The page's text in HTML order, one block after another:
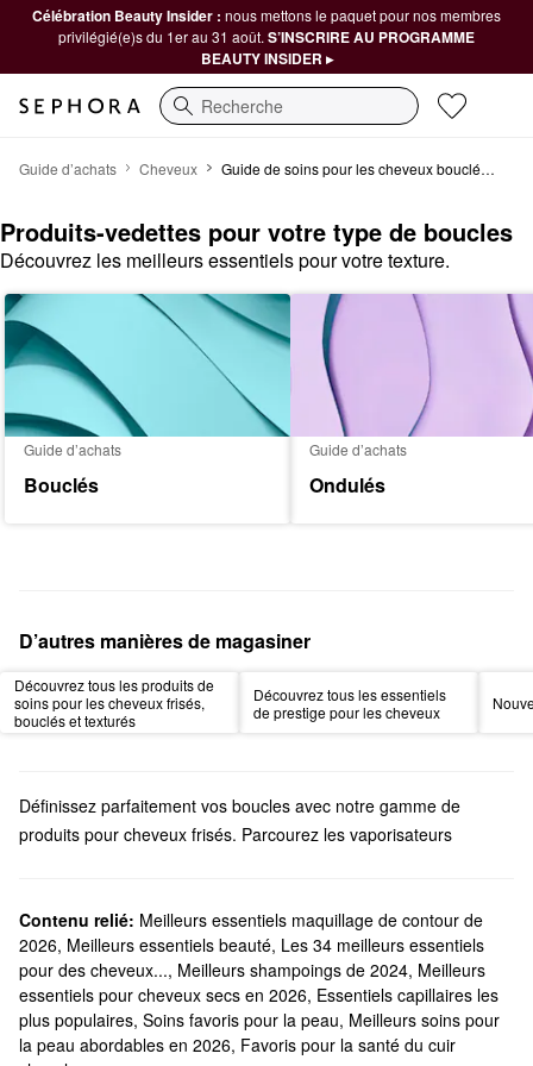
Célébration Beauty Insider : nous mettons le paquet pour nos membres
privilégié(e)s du 1er au 31 août. S’INSCRIRE AU PROGRAMME
BEAUTY INSIDER ▸
Recherche
Guide d’achats Cheveux Guide de soins pour les cheveux bouclés, torsadés ou crépus
Produits-vedettes pour votre type de boucles
Découvrez les meilleurs essentiels pour votre texture.
Guide d’achats
Bouclés
Guide d’achats
Ondulés
D’autres manières de magasiner
Découvrez tous les produits de
soins pour les cheveux frisés,
bouclés et texturés
Découvrez tous les essentiels
de prestige pour les cheveux
Définissez parfaitement vos boucles avec notre gamme de
produits pour cheveux frisés. Parcourez les vaporisateurs
préoccupations.
Préparez vos boucles pour la mise en plis avec les revitalisants et
les bases sans rinçage fiables. Nous offrons également des
produits pour les cheveux frisés qui rehaussent la souplesse, des
formules qui éliminent les couleurs ternes, un choix de produits
Contenu relié: Meilleurs essentiels maquillage de contour de
2026, Meilleurs essentiels beauté, Les 34 meilleurs essentiels
pour des cheveux..., Meilleurs shampoings de 2024, Meilleurs
essentiels pour cheveux secs en 2026, Essentiels capillaires les
plus populaires, Soins favoris pour la peau, Meilleurs soins pour
la peau abordables en 2026, Favoris pour la santé du cuir